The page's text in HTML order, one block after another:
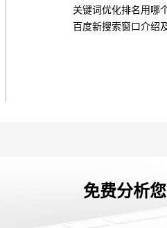
关键词优化排名用哪
百度新搜索窗口介绍
免费分析